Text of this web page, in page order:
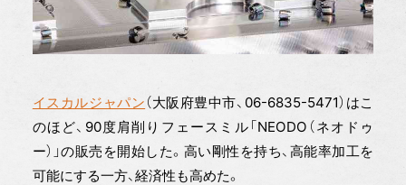
イスカルジャパン （大阪府豊中市、06-6835-5471）はこ
のほど、90度肩削りフェースミル「NEODO（ネオドゥ
ー）」の販売を開始した。高い剛性を持ち、高能率加工を
可能にする一方、経済性も高めた。